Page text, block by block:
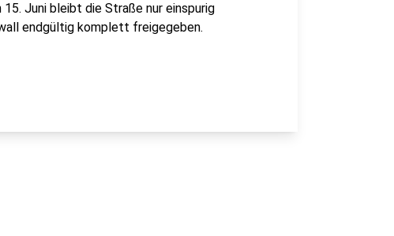
Juni bleibt die Straße nur einspurig
endgültig komplett freigegeben.